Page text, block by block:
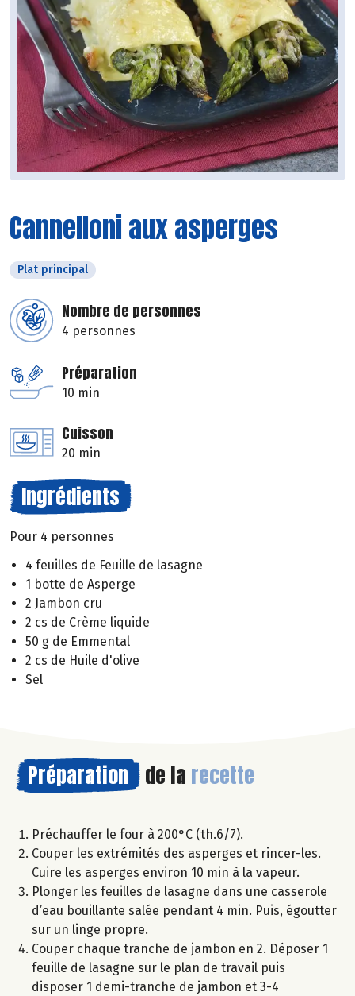
Cannelloni aux asperges
Plat principal
Nombre de personnes
4 personnes
Préparation
10 min
Cuisson
20 min
Ingrédients
Pour 4 personnes
4 feuilles de Feuille de lasagne
1 botte de Asperge
2 Jambon cru
2 cs de Crème liquide
50 g de Emmental
2 cs de Huile d'olive
Sel
Préparation de la recette
Préchauffer le four à 200°C (th.6/7).
Couper les extrémités des asperges et rincer-les.
Cuire les asperges environ 10 min à la vapeur.
Plonger les feuilles de lasagne dans une casserole
d’eau bouillante salée pendant 4 min. Puis, égoutter
sur un linge propre.
Couper chaque tranche de jambon en 2. Déposer 1
feuille de lasagne sur le plan de travail puis
disposer 1 demi-tranche de jambon et 3-4